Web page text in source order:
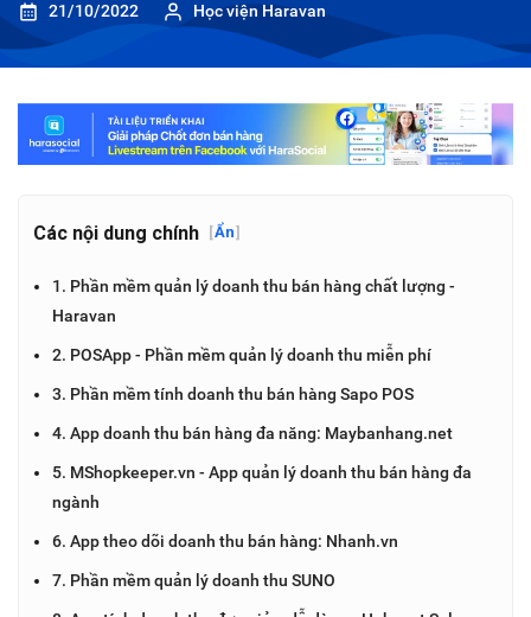
21/10/2022 Học viện Haravan
Các nội dung chính [Ẩn]
1. Phần mềm quản lý doanh thu bán hàng chất lượng -
Haravan
2. POSApp - Phần mềm quản lý doanh thu miễn phí
3. Phần mềm tính doanh thu bán hàng Sapo POS
4. App doanh thu bán hàng đa năng: Maybanhang.net
5. MShopkeeper.vn - App quản lý doanh thu bán hàng đa
ngành
6. App theo dõi doanh thu bán hàng: Nhanh.vn
7. Phần mềm quản lý doanh thu SUNO